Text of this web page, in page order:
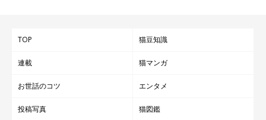
TOP 猫豆知識
連載 猫マンガ
お世話のコツ エンタメ
投稿写真 猫図鑑